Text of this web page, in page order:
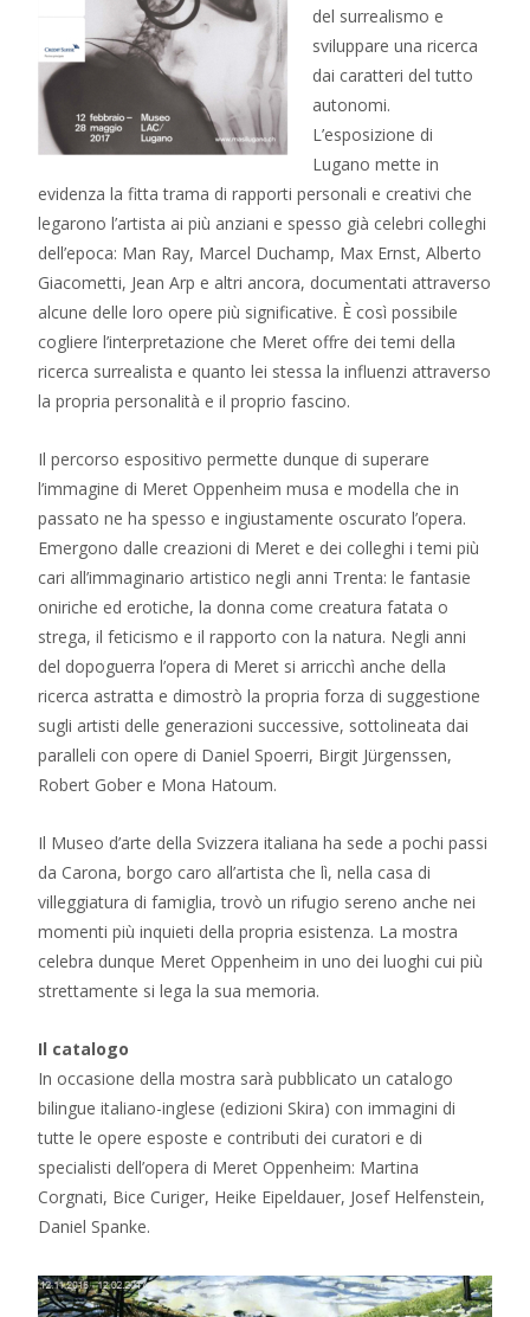
del surrealismo e
sviluppare una ricerca
dai caratteri del tutto
autonomi.
L’esposizione di
Lugano mette in
evidenza la fitta trama di rapporti personali e creativi che
legarono l’artista ai più anziani e spesso già celebri colleghi
dell’epoca: Man Ray, Marcel Duchamp, Max Ernst, Alberto
Giacometti, Jean Arp e altri ancora, documentati attraverso
alcune delle loro opere più significative. È così possibile
cogliere l’interpretazione che Meret offre dei temi della
ricerca surrealista e quanto lei stessa la influenzi attraverso
la propria personalità e il proprio fascino.
Il percorso espositivo permette dunque di superare
l’immagine di Meret Oppenheim musa e modella che in
passato ne ha spesso e ingiustamente oscurato l’opera.
Emergono dalle creazioni di Meret e dei colleghi i temi più
cari all’immaginario artistico negli anni Trenta: le fantasie
oniriche ed erotiche, la donna come creatura fatata o
strega, il feticismo e il rapporto con la natura. Negli anni
del dopoguerra l’opera di Meret si arricchì anche della
ricerca astratta e dimostrò la propria forza di suggestione
sugli artisti delle generazioni successive, sottolineata dai
paralleli con opere di Daniel Spoerri, Birgit Jürgenssen,
Robert Gober e Mona Hatoum.
Il Museo d’arte della Svizzera italiana ha sede a pochi passi
da Carona, borgo caro all’artista che lì, nella casa di
villeggiatura di famiglia, trovò un rifugio sereno anche nei
momenti più inquieti della propria esistenza. La mostra
celebra dunque Meret Oppenheim in uno dei luoghi cui più
strettamente si lega la sua memoria.
Il catalogo
In occasione della mostra sarà pubblicato un catalogo
bilingue italiano-inglese (edizioni Skira) con immagini di
tutte le opere esposte e contributi dei curatori e di
specialisti dell’opera di Meret Oppenheim: Martina
Corgnati, Bice Curiger, Heike Eipeldauer, Josef Helfenstein,
Daniel Spanke.